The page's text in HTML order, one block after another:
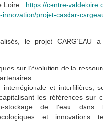
Loire : https://centre-
projet-casdar-
le projet CARG’EAU
sur l’évolution de la
;
et interfilières,
les références sur
stockage de l’eau dans
et innovations